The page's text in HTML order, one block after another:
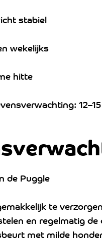
stabiel
wekelijks
hitte
de Puggle
te
en regelmatig
met milde